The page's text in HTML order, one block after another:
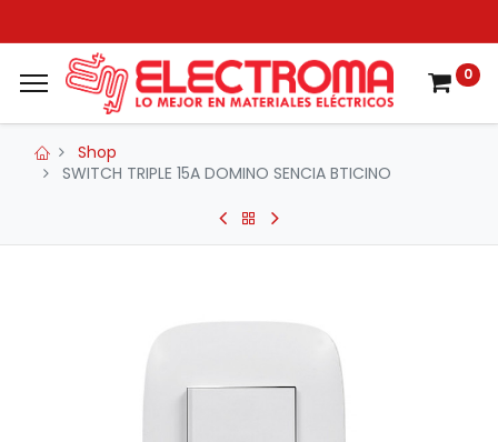
0
Shop
SWITCH TRIPLE 15A DOMINO SENCIA BTICINO